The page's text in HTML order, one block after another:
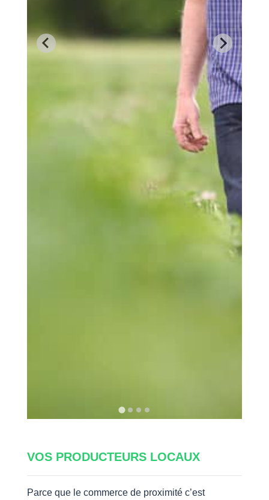
VOS PRODUCTEURS LOCAUX
Parce que le commerce de proximité c’est